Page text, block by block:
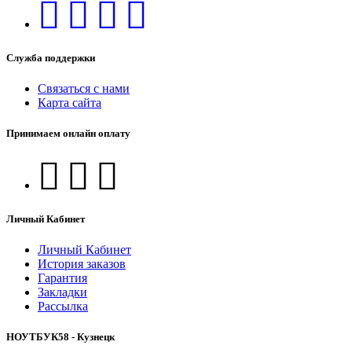
Служба поддержки
Связаться с нами
Карта сайта
Принимаем онлайн оплату
Личный Кабинет
Личный Кабинет
История заказов
Гарантия
Закладки
Рассылка
НОУТБУК58 - Кузнецк